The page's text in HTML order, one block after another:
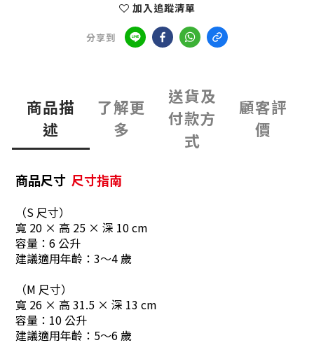
加入追蹤清單
分享到
商品描
述
了解更
多
送貨及
付款方
式
顧客評
價
商品尺寸 尺寸指南
（S 尺寸）
寬 20 × 高 25 × 深 10 cm
容量：6 公升
建議適用年齡：3～4 歲
（M 尺寸）
寬 26 × 高 31.5 × 深 13 cm
容量：10 公升
建議適用年齡：5～6 歲